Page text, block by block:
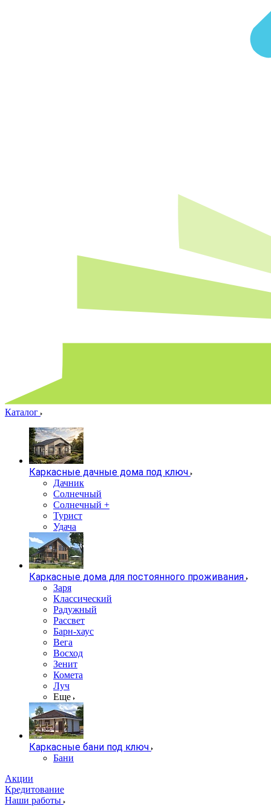
Каталог
Каркасные дачные дома под ключ
Дачник
Солнечный
Солнечный +
Турист
Удача
Каркасные дома для постоянного проживания
Заря
Классический
Радужный
Рассвет
Барн-хаус
Вега
Восход
Зенит
Комета
Луч
Еще
Каркасные бани под ключ
Бани
Акции
Кредитование
Наши работы